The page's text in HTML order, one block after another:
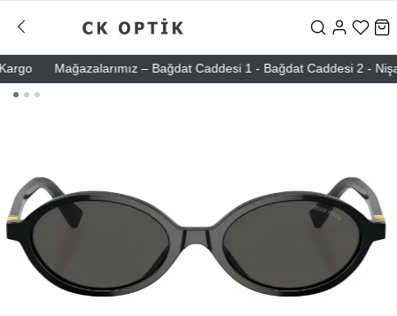
Mağazalarımız – Bağdat Caddesi 1 - Bağdat Caddesi 2 -